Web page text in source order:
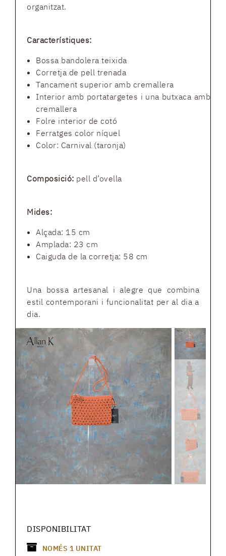
organitzat.
Característiques:
Bossa bandolera teixida
Corretja de pell trenada
Tancament superior amb cremallera
Interior amb portatargetes i una butxaca amb
cremallera
Folre interior de cotó
Ferratges color níquel
Color: Carnival (taronja)
Composició: pell d’ovella
Mides:
Alçada: 15 cm
Amplada: 23 cm
Caiguda de la corretja: 58 cm
Una bossa artesanal i alegre que combina
estil contemporani i funcionalitat per al dia a
dia.
DISPONIBILITAT
NOMÉS 1 UNITAT